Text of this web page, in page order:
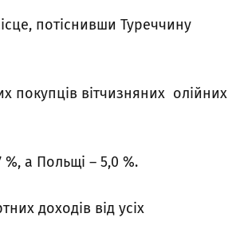
потіснивши Туреччину
покупців вітчизняних олійних
%, а Польщі – 5,0 %.
доходів від усіх